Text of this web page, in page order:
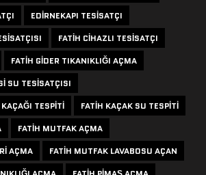
EDIRNEKAPI TESISATÇI
FATIH CIHAZLI TESISATÇI
FATIH GIDER TIKANIKLIĞI AÇMA
SU TESISATÇISI
TESPITI
FATIH KAÇAK SU TESPITI
FATIH MUTFAK AÇMA
AÇMA
FATIH MUTFAK LAVABOSU AÇAN